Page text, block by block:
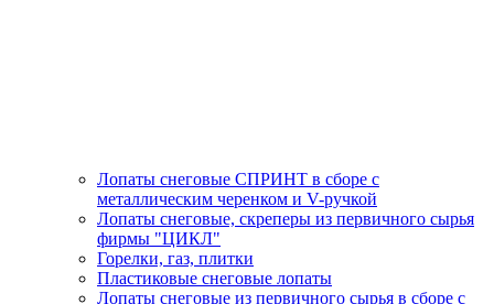
Лопаты снеговые СПРИНТ в сборе с
металлическим черенком и V-ручкой
Лопаты снеговые, скреперы из первичного сырья
фирмы "ЦИКЛ"
Горелки, газ, плитки
Пластиковые снеговые лопаты
Лопаты снеговые из первичного сырья в сборе с